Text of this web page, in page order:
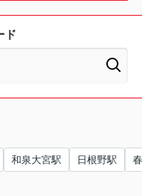
ド
和泉大宮駅 日根野駅